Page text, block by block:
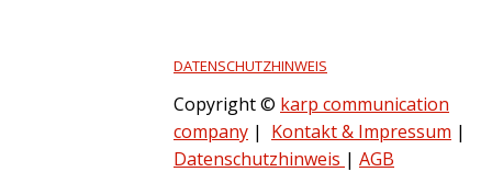
DATENSCHUTZHINWEIS
Copyright © karp communication
company | Kontakt & Impressum |
Datenschutzhinweis | AGB